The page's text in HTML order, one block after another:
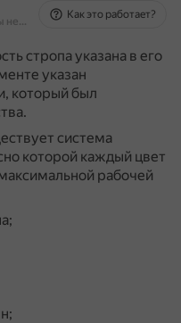
На основе источников, возможны неточности
Как это работает?
стропа указана в его
указан
который был
система
которой каждый цвет
рабочей